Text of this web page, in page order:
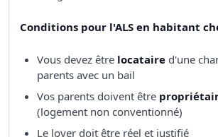
Conditions pour l'ALS en habitant
Vous devez être locataire d'une
parents avec un bail
Vos parents doivent être
(logement non conventionné)
Le loyer doit être réel et justifié